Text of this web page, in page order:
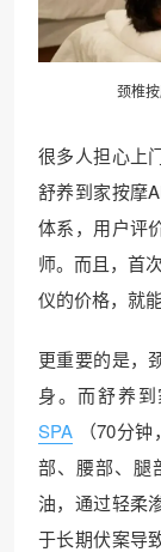
颈椎
很多人担心上
舒养到家按摩
体系，用户评
师。而且，首
仪的价格，就
更重要的是，
身。而舒养
SPA
（70分
部、腰部、腿
油，通过轻柔
于长期伏案导